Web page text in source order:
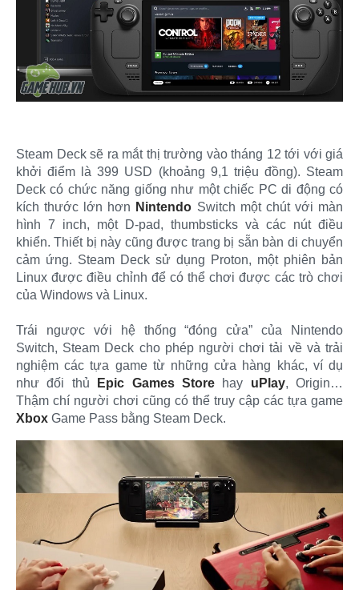
Steam Deck sẽ ra mắt thị trường vào tháng 12 tới với giá
khởi điểm là 399 USD (khoảng 9,1 triệu đồng). Steam
Deck có chức năng giống như một chiếc PC di động có
kích thước lớn hơn Nintendo Switch một chút với màn
hình 7 inch, một D-pad, thumbsticks và các nút điều
khiển. Thiết bị này cũng được trang bị sẵn bàn di chuyển
cảm ứng. Steam Deck sử dụng Proton, một phiên bản
Linux được điều chỉnh để có thể chơi được các trò chơi
của Windows và Linux.
Trái ngược với hệ thống “đóng cửa” của Nintendo
Switch, Steam Deck cho phép người chơi tải về và trải
nghiệm các tựa game từ những cửa hàng khác, ví dụ
như đối thủ
Epic Games Storehay uPlay, Origin…
Thậm chí người chơi cũng có thể truy cập các tựa game
Xbox Game Pass bằng Steam Deck.​